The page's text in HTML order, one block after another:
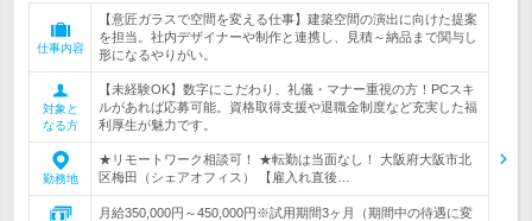
仕事内容
【意匠ガラスで空間を変える仕事】建築空間の演出に向けた提案
を担当。社内デザイナーや制作と連携し、見積～納品まで関与し
形になるやりがい。
対象と
なる方
【未経験OK】数字にこだわり、礼儀・マナー重視の方！PCスキ
ルがあれば応募可能。資格取得支援や退職金制度など充実した福
利厚生が魅力です。
勤務地
★リモートワーク相談可！ ★転勤は当面なし！ 大阪府大阪市北
区梅田（シェアオフィス） 【雇入れ直後…
月給350,000円～450,000円※試用期間3ヶ月（期間中の待遇に変